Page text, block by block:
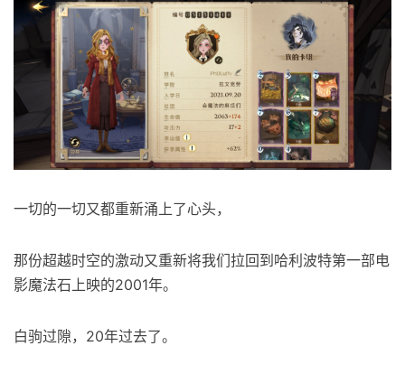
一切的一切又都重新涌上了心头，
那份超越时空的激动又重新将我们拉回到哈利波特第一部电
影魔法石上映的2001年。
白驹过隙，20年过去了。